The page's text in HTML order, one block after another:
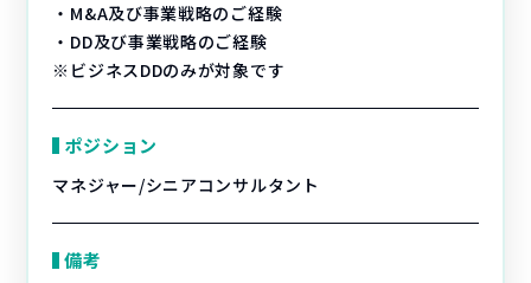
・M&A及び事業戦略のご経験
・DD及び事業戦略のご経験
※ビジネスDDのみが対象です
ポジション
マネジャー/シニアコンサルタント
備考